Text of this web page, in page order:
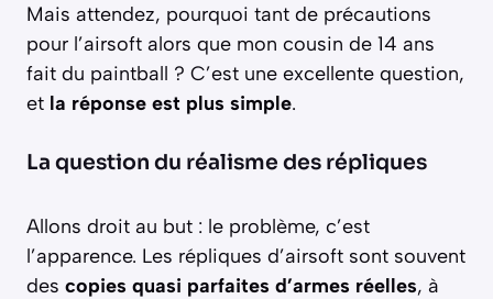
Mais attendez, pourquoi tant de précautions
pour l’airsoft alors que mon cousin de 14 ans
fait du paintball ? C’est une excellente question,
et la réponse est plus simple.
La question du réalisme des répliques
Allons droit au but : le problème, c’est
l’apparence. Les répliques d’airsoft sont souvent
des copies quasi parfaites d’armes réelles, à